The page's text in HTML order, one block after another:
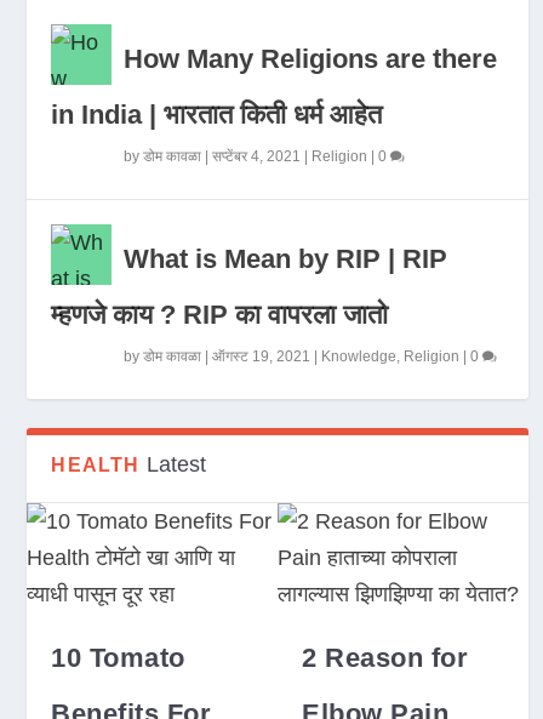
How Many Religions are there
in India | भारतात किती धर्म आहेत
byडोम कावळा |सप्टेंबर 4, 2021 Religion |0
What is Mean by RIP | RIP
म्हणजे काय ? RIP का वापरला जातो
byडोम कावळा |ऑगस्ट 19, 2021 Knowledge, Religion |0
HEALTH Latest
10 Tomato
2 Reason for